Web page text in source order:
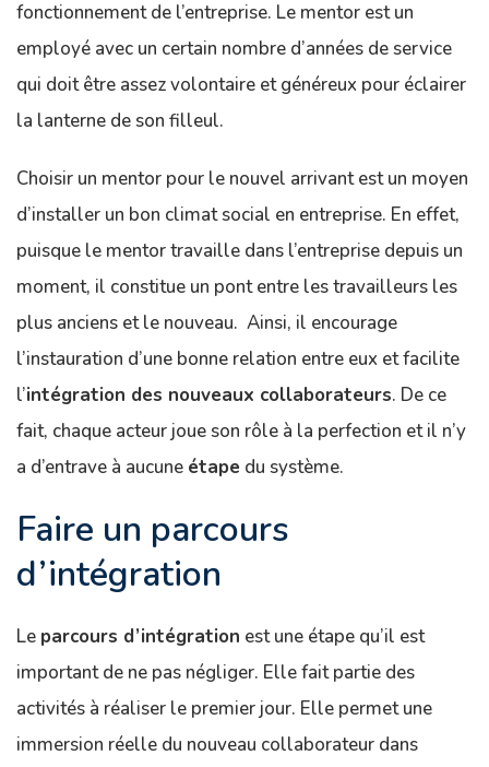
fonctionnement de l’entreprise. Le mentor est un
employé avec un certain nombre d’années de service
qui doit être assez volontaire et généreux pour éclairer
la lanterne de son filleul.
Choisir un mentor pour le nouvel arrivant est un moyen
d’installer un bon climat social en entreprise. En effet,
puisque le mentor travaille dans l’entreprise depuis un
moment, il constitue un pont entre les travailleurs les
plus anciens et le nouveau. Ainsi, il encourage
l’instauration d’une bonne relation entre eux et facilite
l’intégration des nouveaux collaborateurs. De ce
fait, chaque acteur joue son rôle à la perfection et il n’y
a d’entrave à aucune étape du système.
Faire un parcours
d’intégration
Le parcours d’intégration est une étape qu’il est
important de ne pas négliger. Elle fait partie des
activités à réaliser le premier jour. Elle permet une
immersion réelle du nouveau collaborateur dans